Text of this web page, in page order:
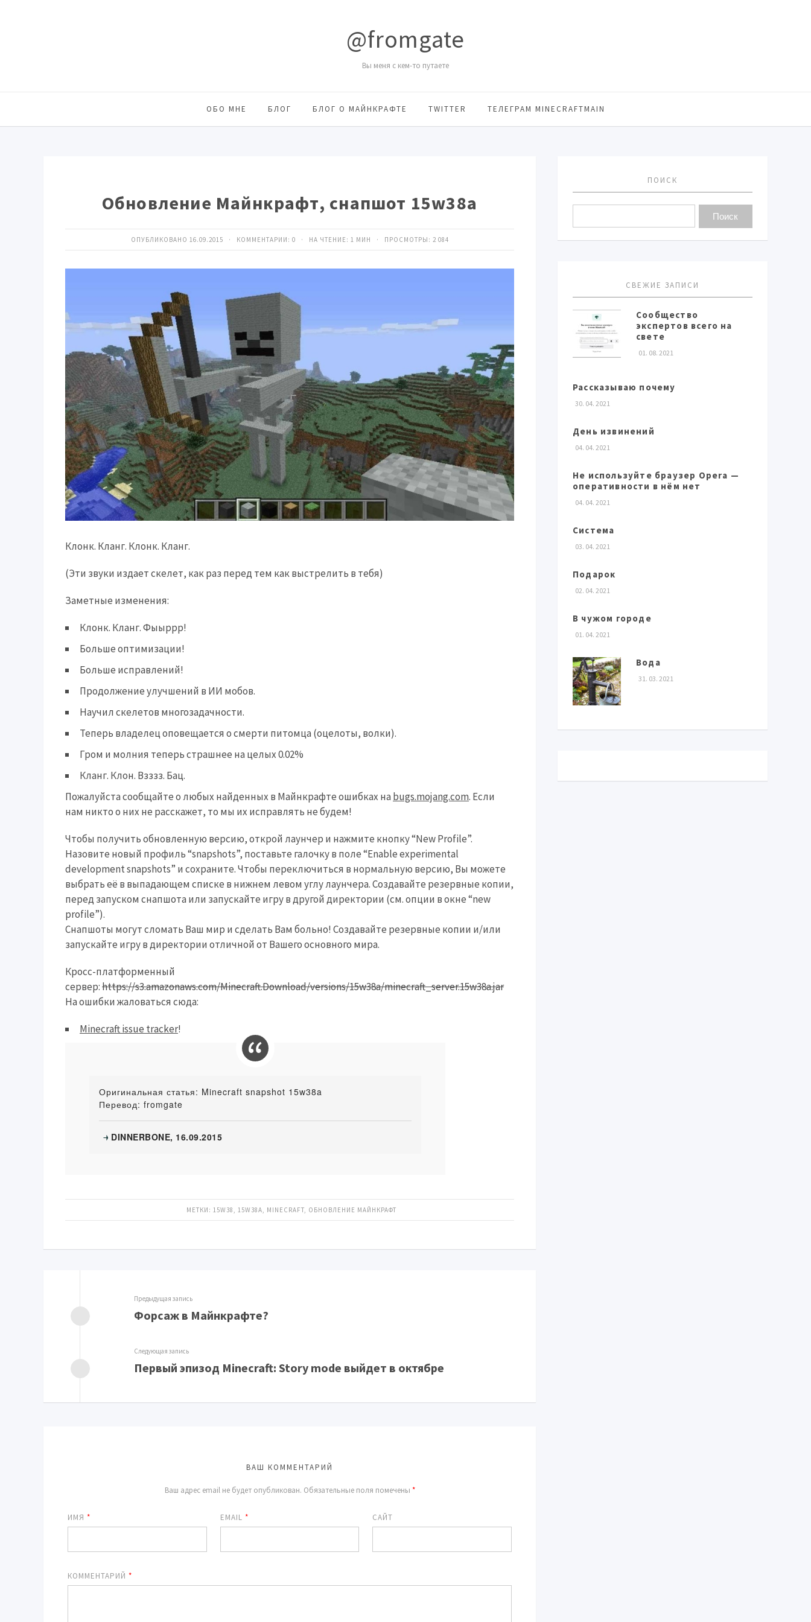
@fromgate
Вы меня с кем-то путаете
ОБО МНЕ БЛОГ БЛОГ О МАЙНКРАФТЕ TWITTER ТЕЛЕГРАМ MINECRAFTMAIN
Обновление Майнкрафт, снапшот 15w38a
ОПУБЛИКОВАНО 16.09.2015 · КОММЕНТАРИИ: 0 · НА ЧТЕНИЕ: 1 МИН · ПРОСМОТРЫ: 2 084
Клонк. Кланг. Клонк. Кланг.
(Эти звуки издает скелет, как раз перед тем как выстрелить в тебя)
Заметные изменения:
Клонк. Кланг. Фыыррр!
Больше оптимизации!
Больше исправлений!
Продолжение улучшений в ИИ мобов.
Научил скелетов многозадачности.
Теперь владелец оповещается о смерти питомца (оцелоты, волки).
Гром и молния теперь страшнее на целых 0.02%
Кланг. Клон. Взззз. Бац.
Пожалуйста сообщайте о любых найденных в Майнкрафте ошибках на bugs.mojang.com. Если
нам никто о них не расскажет, то мы их исправлять не будем!
Чтобы получить обновленную версию, открой лаунчер и нажмите кнопку “New Profile”.
Назовите новый профиль “snapshots”, поставьте галочку в поле “Enable experimental
development snapshots” и сохраните. Чтобы переключиться в нормальную версию, Вы можете
выбрать её в выпадающем списке в нижнем левом углу лаунчера. Создавайте резервные копии,
перед запуском снапшота или запускайте игру в другой директории (см. опции в окне “new
profile”).
Снапшоты могут сломать Ваш мир и сделать Вам больно! Создавайте резервные копии и/или
запускайте игру в директории отличной от Вашего основного мира.
Кросс-платформенный
сервер:https://s3.amazonaws.com/Minecraft.Download/versions/15w38a/minecraft_server.15w38a.jar
На ошибки жаловаться сюда:
Minecraft issue tracker!
Оригинальная статья: Minecraft snapshot 15w38a
Перевод: fromgate
→ DINNERBONE, 16.09.2015
МЕТКИ: 15W38 , 15W38A, MINECRAFT, ОБНОВЛЕНИЕ МАЙНКРАФТ
Предыдущая запись
Форсаж в Майнкрафте?
Следующая запись
Первый эпизод Minecraft: Story mode выйдет в октябре
ВАШ КОММЕНТАРИЙ
Ваш адрес email не будет опубликован. Обязательные поля помечены *
ИМЯ * EMAIL * САЙТ
КОММЕНТАРИЙ *
ПОИСК
СВЕЖИЕ ЗАПИСИ
Сообщество
экспертов всего на
свете
01. 08. 2021
Рассказываю почему
30. 04. 2021
День извинений
04. 04. 2021
Не используйте браузер Opera —
оперативности в нём нет
04. 04. 2021
Система
03. 04. 2021
Подарок
02. 04. 2021
В чужом городе
01. 04. 2021
Вода
31. 03. 2021